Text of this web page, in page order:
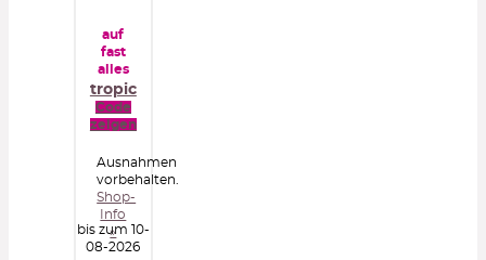
auf
fast
alles
tropic
Code
zeigen
Ausnahmen
vorbehalten.
Shop-
Info
»
bis zum 10-
08-2026